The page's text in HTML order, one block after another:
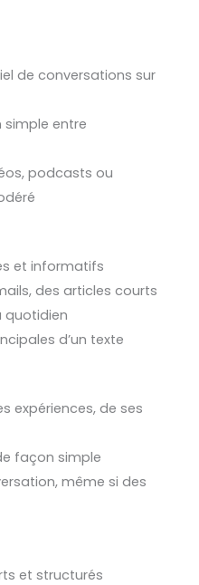
de conversations sur
simple entre
podcasts ou
et informatifs
des articles courts
quotidien
d’un texte
expériences, de ses
façon simple
même si des
et structurés